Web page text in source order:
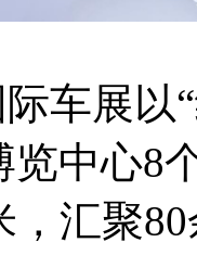
展以“
览中心8
，汇聚